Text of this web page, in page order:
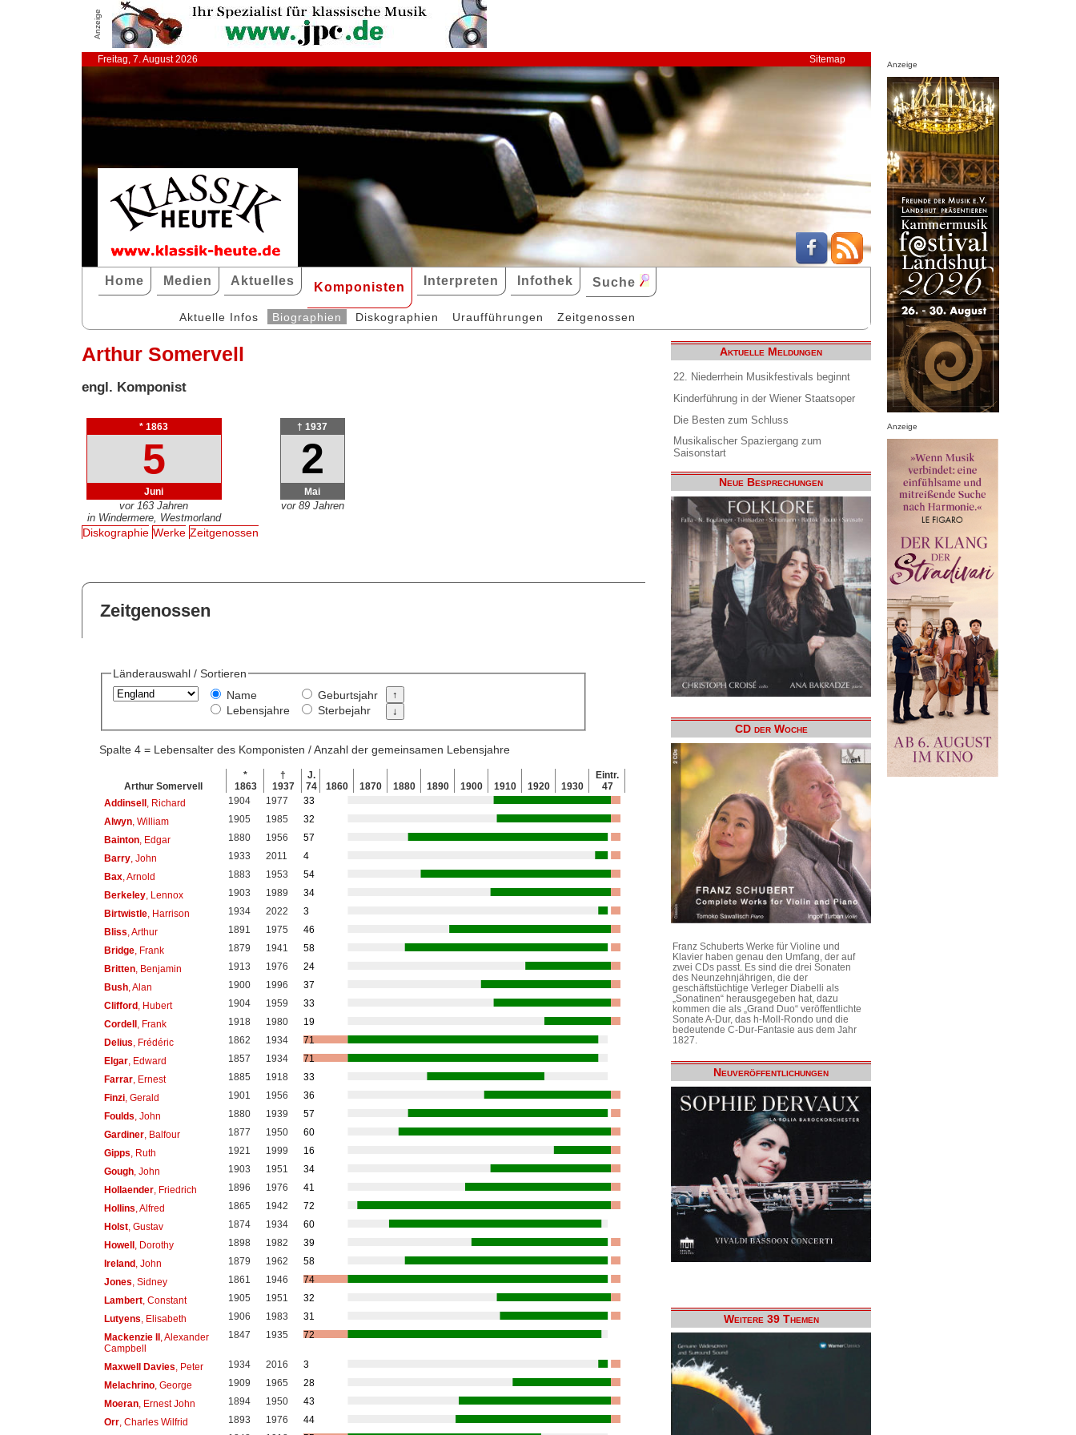
Anzeige
Freitag, 7. August 2026 Sitemap
Home Medien Aktuelles Komponisten Interpreten Infothek Suche
Aktuelle Infos Biographien Diskographien Uraufführungen Zeitgenossen
Arthur Somervell
engl. Komponist
* 1863
5
Juni
vor 163 Jahren
in Windermere, Westmorland
† 1937
2
Mai
vor 89 Jahren
Diskographie Werke Zeitgenossen
Zeitgenossen
Länderauswahl / Sortieren
Name
Lebensjahre
Geburtsjahr
Sterbejahr
Spalte 4 = Lebensalter des Komponisten / Anzahl der gemeinsamen Lebensjahre
Arthur Somervell
*
1863
†
1937
J.
74
1860 1870 1880 1890 1900 1910 1920 1930
Eintr.
47
Addinsell, Richard 1904 1977
33
Alwyn, William 1905 1985
32
Bainton, Edgar 1880 1956
57
Barry, John 1933 2011
4
Bax, Arnold 1883 1953
54
Berkeley, Lennox 1903 1989
34
Birtwistle, Harrison 1934 2022
3
Bliss , Arthur 1891 1975
46
Bridge, Frank 1879 1941
58
Britten, Benjamin 1913 1976
24
Bush, Alan 1900 1996
37
Clifford, Hubert 1904 1959
33
Cordell, Frank 1918 1980
19
Delius , Frédéric 1862 1934
71
Elgar, Edward 1857 1934
71
Farrar, Ernest 1885 1918
33
Finzi, Gerald 1901 1956
36
Foulds , John 1880 1939
57
Gardiner, Balfour 1877 1950
60
Gipps , Ruth 1921 1999
16
Gough, John 1903 1951
34
Hollaender, Friedrich 1896 1976
41
Hollins , Alfred 1865 1942
72
Holst, Gustav 1874 1934
60
Howell, Dorothy 1898 1982
39
Ireland, John 1879 1962
58
Jones , Sidney 1861 1946
74
Lambert, Constant 1905 1951
32
Lutyens , Elisabeth 1906 1983
31
Mackenzie II, Alexander
Campbell
1847 1935 72
Maxwell Davies , Peter 1934 2016
3
Melachrino, George 1909 1965
28
Moeran, Ernest John 1894 1950
43
Orr, Charles Wilfrid 1893 1976
44
Aktuelle Meldungen
22. Niederrhein Musikfestivals beginnt
Kinderführung in der Wiener Staatsoper
Die Besten zum Schluss
Musikalischer Spaziergang zum
Saisonstart
Neue Besprechungen
CD der Woche
Franz Schuberts Werke für Violine und
Klavier haben genau den Umfang, der auf
zwei CDs passt. Es sind die drei Sonaten
des Neunzehnjährigen, die der
geschäftstüchtige Verleger Diabelli als
„Sonatinen“ herausgegeben hat, dazu
kommen die als „Grand Duo“ veröffentlichte
Sonate A-Dur, das h-Moll-Rondo und die
bedeutende C-Dur-Fantasie aus dem Jahr
1827.
Neuveröffentlichungen
Weitere 39 Themen
Anzeige
Anzeige